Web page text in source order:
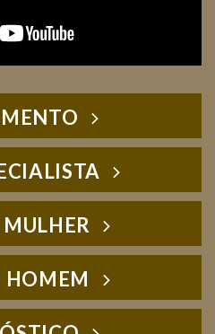
HOMEM